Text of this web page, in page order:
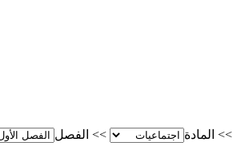
>> المادة >> الفصل